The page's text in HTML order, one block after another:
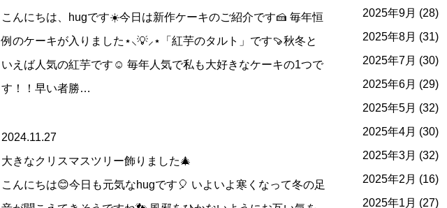
こんにちは、hugです☀️今日は新作ケーキのご紹介です🍰 毎年恒
例のケーキが入りました⋆⸜💡⸝⋆「紅芋のタルト」です🍠秋冬と
いえば人気の紅芋です☺️ 毎年人気で私も大好きなケーキの1つで
す！！早い者勝…
2024.11.27
大きなクリスマスツリー飾りました🎄
こんにちは😊今日も元気なhugです🎈 いよいよ寒くなって冬の足
2025年9月 (28)
2025年8月 (31)
2025年7月 (30)
2025年6月 (29)
2025年5月 (32)
2025年4月 (30)
2025年3月 (32)
2025年2月 (16)
2025年1月 (27)